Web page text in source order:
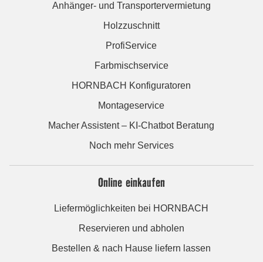
Anhänger- und Transportervermietung
Holzzuschnitt
ProfiService
Farbmischservice
HORNBACH Konfiguratoren
Montageservice
Macher Assistent – KI-Chatbot Beratung
Noch mehr Services
Online einkaufen
Liefermöglichkeiten bei HORNBACH
Reservieren und abholen
Bestellen & nach Hause liefern lassen